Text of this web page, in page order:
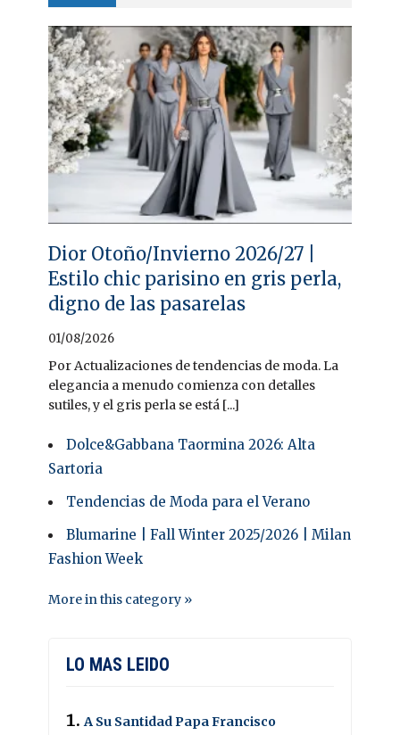
Dior Otoño/Invierno 2026/27 |
Estilo chic parisino en gris perla,
digno de las pasarelas
01/08/2026
Por Actualizaciones de tendencias de moda. La
elegancia a menudo comienza con detalles
sutiles, y el gris perla se está [...]
Dolce&Gabbana Taormina 2026: Alta
Sartoria
Tendencias de Moda para el Verano
Blumarine | Fall Winter 2025/2026 | Milan
Fashion Week
More in this category »
LO MAS LEIDO
A Su Santidad Papa Francisco